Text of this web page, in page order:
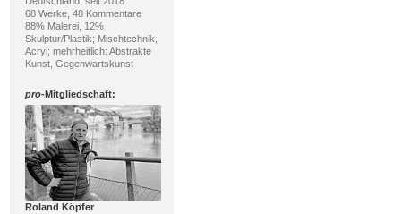
68 Werke, 48 Kommentare
88% Malerei, 12%
Skulptur/Plastik; Mischtechnik,
Acryl; mehrheitlich: Abstrakte
Kunst, Gegenwartskunst
pro-Mitgliedschaft:
Roland Köpfer